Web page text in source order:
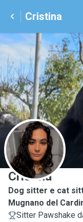
Cristina
C
Cristina
Dog sitter e cat
Mugnano del
Sitter Pawshake